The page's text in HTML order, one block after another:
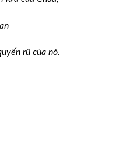
rũ của nó.